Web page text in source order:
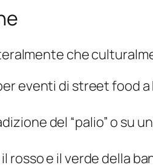
che
eventi di street food a
del “palio” o su
rosso e il verde della